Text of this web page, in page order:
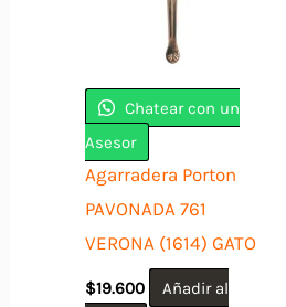
Chatear con un
Asesor
Agarradera Porton
PAVONADA 761
VERONA (1614) GATO
$19.600
Añadir al